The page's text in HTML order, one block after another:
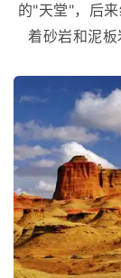
的"天堂"，后
着砂岩和泥